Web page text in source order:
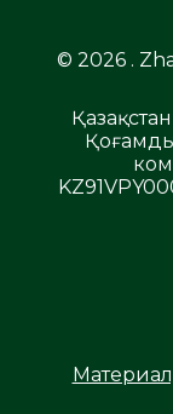
© 2026 .